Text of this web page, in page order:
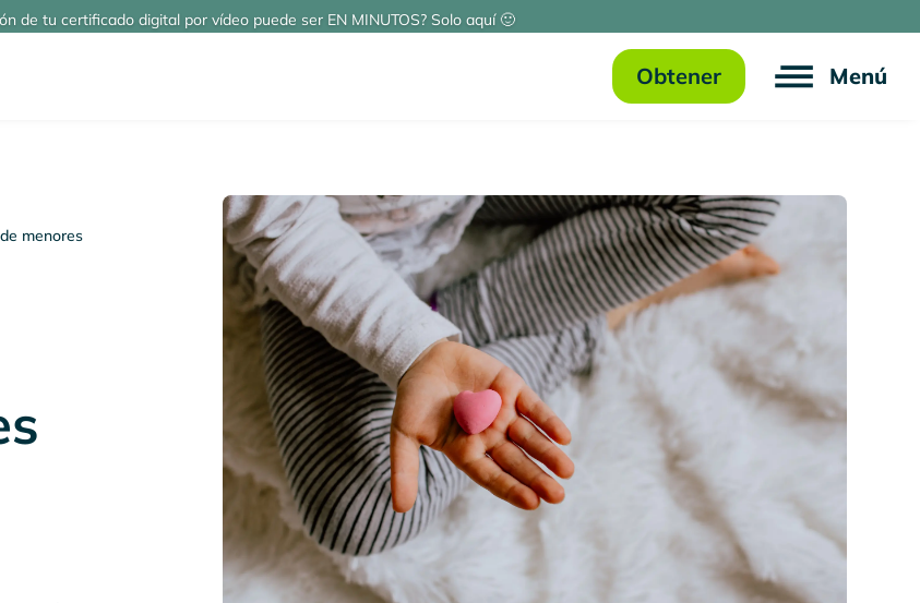
de tu certificado digital por vídeo puede ser EN MINUTOS? Solo aquí 🙂
Menú
Obtener
menores